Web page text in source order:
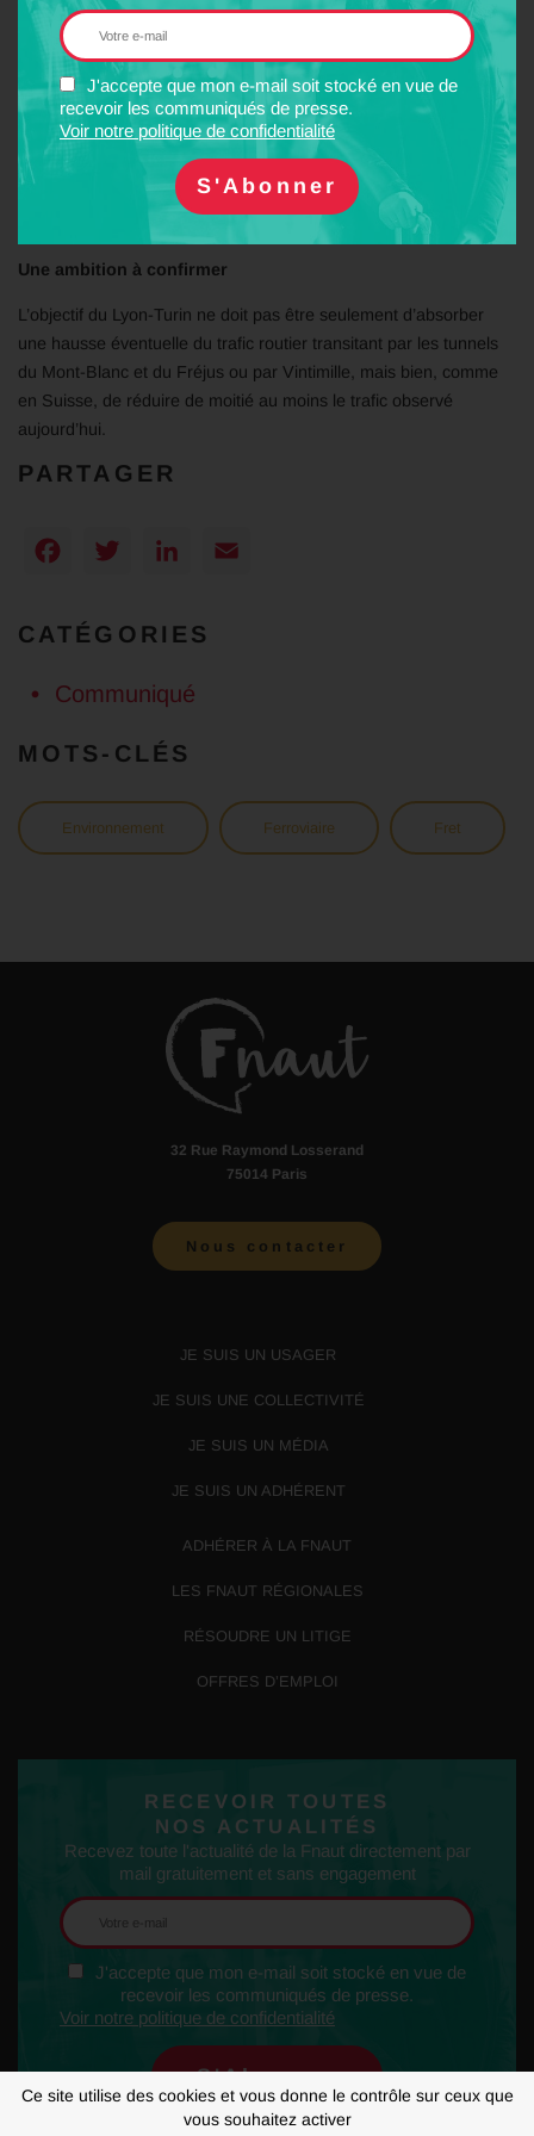
Ce site utilise des cookies et vous donne le contrôle sur ceux que
vous souhaitez activer
J'accepte que mon e-mail soit stocké en vue de
recevoir les communiqués de presse.
Voir notre politique de confidentialité
redevance routière spécifique, comme l’autorise la directive
Eurovignette. Un tel mécanisme a été mis en place avec succès
en Suisse et en Autriche.
Ce mécanisme de financement pérenne est à la fois transparent,
écologique et compréhensible par le public. Il incitera les
chargeurs à se reporter sur le rail. Il devra être étendu à
l’ensemble du projet Lyon-Turin et au contournement ferroviaire
Une ambition à confirmer
L’objectif du Lyon-Turin ne doit pas être seulement d’absorber
une hausse éventuelle du trafic routier transitant par les tunnels
du Mont-Blanc et du Fréjus ou par Vintimille, mais bien, comme
en Suisse, de réduire de moitié au moins le trafic observé
aujourd’hui.
PARTAGER
Facebook
TwitterLinkedIn
CATÉGORIES
Communiqué
MOTS-CLÉS
Environnement Ferroviaire Fret
32 Rue Raymond Losserand
75014 Paris
Nous contacter
JE SUIS UN USAGER
JE SUIS UNE COLLECTIVITÉ
JE SUIS UN MÉDIA
JE SUIS UN ADHÉRENT
ADHÉRER À LA FNAUT
LES FNAUT RÉGIONALES
RÉSOUDRE UN LITIGE
OFFRES D’EMPLOI
RECEVOIR TOUTES
NOS ACTUALITÉS
Recevez toute l'actualité de la Fnaut directement par
mail gratuitement et sans engagement
J'accepte que mon e-mail soit stocké en vue de
recevoir les communiqués de presse.
Voir notre politique de confidentialité